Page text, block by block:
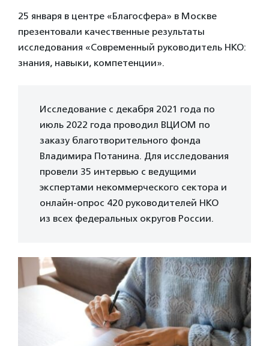
25 января в центре «Благосфера» в Москве
презентовали качественные результаты
исследования «Современный руководитель НКО:
знания, навыки, компетенции».
Исследование с декабря 2021 года по
июль 2022 года проводил ВЦИОМ по
заказу благотворительного фонда
Владимира Потанина. Для исследования
провели 35 интервью с ведущими
экспертами некоммерческого сектора и
онлайн-опрос 420 руководителей НКО
из всех федеральных округов России.